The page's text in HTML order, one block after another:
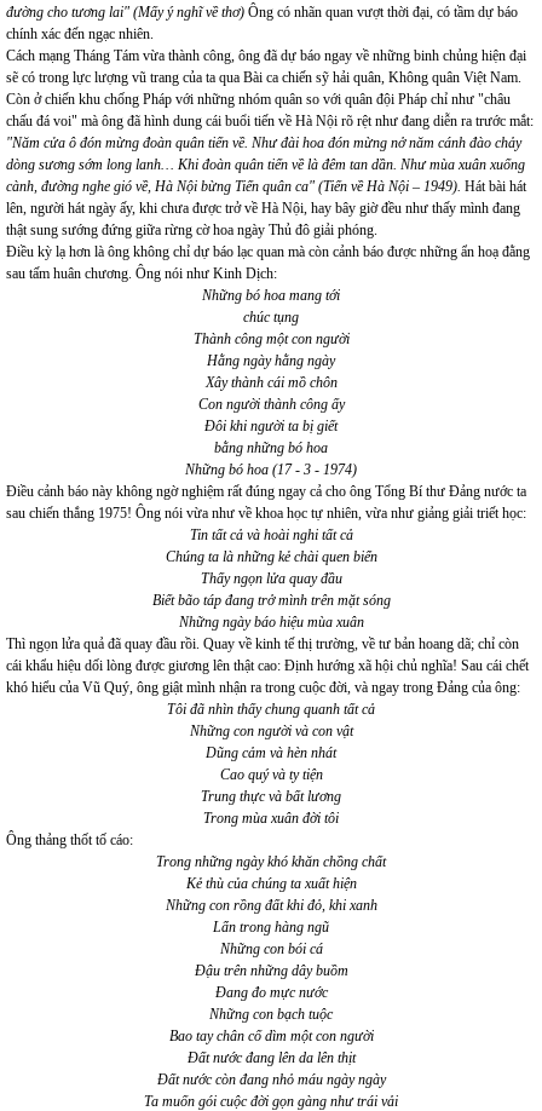
đường cho tương lai" (Mấy ý nghĩ về thơ) Ông có nhãn quan vượt thời đại, có tầm dự báo
chính xác đến ngạc nhiên.
Cách mạng Tháng Tám vừa thành công, ông đã dự báo ngay về những binh chủng hiện đại
sẽ có trong lực lượng vũ trang của ta qua Bài ca chiến sỹ hải quân, Không quân Việt Nam.
Còn ở chiến khu chống Pháp với những nhóm quân so với quân đội Pháp chỉ như "châu
chấu đá voi" mà ông đã hình dung cái buổi tiến về Hà Nội rõ rệt như đang diễn ra trước mắt:
"Năm cửa ô đón mừng đoàn quân tiến về. Như đài hoa đón mừng nở năm cánh đào chảy
dòng sương sớm long lanh… Khi đoàn quân tiến về là đêm tan dần. Như mùa xuân xuống
cành, đường nghe gió về, Hà Nội bừng Tiến quân ca" (Tiến về Hà Nội – 1949). Hát bài hát
lên, người hát ngày ấy, khi chưa được trở về Hà Nội, hay bây giờ đều như thấy mình đang
thật sung sướng đứng giữa rừng cờ hoa ngày Thủ đô giải phóng.
Điều kỳ lạ hơn là ông không chỉ dự báo lạc quan mà còn cảnh báo được những ẩn hoạ đằng
sau tấm huân chương. Ông nói như Kinh Dịch:
Những bó hoa mang tới
chúc tụng
Thành công một con người
Hằng ngày hằng ngày
Xây thành cái mồ chôn
Con người thành công ấy
Đôi khi người ta bị giết
bằng những bó hoa
Những bó hoa (17 - 3 - 1974)
Điều cảnh báo này không ngờ nghiệm rất đúng ngay cả cho ông Tổng Bí thư Đảng nước ta
sau chiến thắng 1975! Ông nói vừa như về khoa học tự nhiên, vừa như giảng giải triết học:
Tin tất cả và hoài nghi tất cả
Chúng ta là những kẻ chài quen biển
Thấy ngọn lửa quay đầu
Biết bão táp đang trở mình trên mặt sóng
Những ngày báo hiệu mùa xuân
Thì ngọn lửa quả đã quay đầu rồi. Quay về kinh tế thị trường, về tư bản hoang dã; chỉ còn
cái khẩu hiệu dối lòng được giương lên thật cao: Định hướng xã hội chủ nghĩa! Sau cái chết
khó hiểu của Vũ Quý, ông giật mình nhận ra trong cuộc đời, và ngay trong Đảng của ông:
Tôi đã nhìn thấy chung quanh tất cả
Những con người và con vật
Dũng cảm và hèn nhát
Cao quý và ty tiện
Trung thực và bất lương
Trong mùa xuân đời tôi
Ông thảng thốt tố cáo:
Trong những ngày khó khăn chồng chất
Kẻ thù của chúng ta xuất hiện
Những con rồng đất khi đỏ, khi xanh
Lẩn trong hàng ngũ
Những con bói cá
Đậu trên những dây buồm
Đang đo mực nước
Những con bạch tuộc
Bao tay chân cố dìm một con người
Đất nước đang lên da lên thịt
Đất nước còn đang nhỏ máu ngày ngày
Ta muốn gói cuộc đời gọn gàng như trái vải